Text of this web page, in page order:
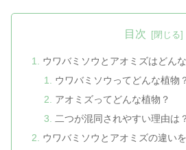
目次
ウワバミソウとアオミズはどん
ウワバミソウってどんな植物
アオミズってどんな植物？
二つが混同されやすい理由は
ウワバミソウとアオミズの違い